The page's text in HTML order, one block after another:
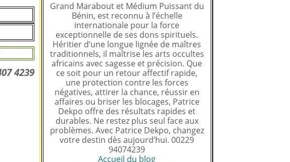
Grand Marabout et Médium Puissant du
Bénin, est reconnu à l’échelle
internationale pour la force
exceptionnelle de ses dons spirituels.
Héritier d’une longue lignée de maîtres
traditionnels, il maîtrise les arts occultes
africains avec sagesse et précision. Que
ce soit pour un retour affectif rapide,
une protection contre les forces
négatives, attirer la chance, réussir en
affaires ou briser les blocages, Patrice
Dekpo offre des résultats rapides et
durables. Ne restez plus seul face aux
problèmes. Avec Patrice Dekpo, changez
votre destin dès aujourd’hui. 00229
94074239
Accueil du blog